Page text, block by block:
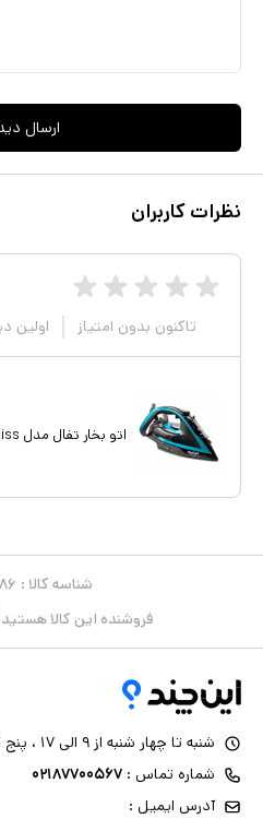
ارسال
نظرات کاربران
تاکنون بدون امتیاز اولین
اتو بخار تفال مدل FV8066 Puregliss
شناسه کالا :
فروشنده این کالا
شنبه تا چهار شنبه از ۹ الی ۱۷ ، پنج شنبه ۹ الی ۱۳
شماره تماس : ۰۲۱۸۷۷۰۰۵۶۷
آدرس ایمیل :